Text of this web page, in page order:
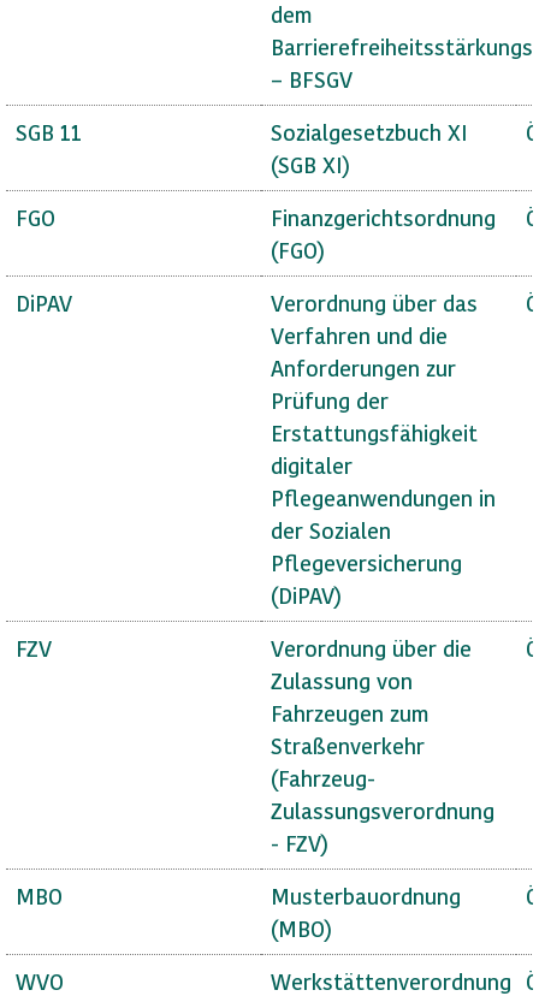
dem
– BFSGV
SGB 11
Sozialgesetzbuch XI
(SGB XI)
FGO
Finanzgerichtsordnung
(FGO)
DiPAV
Verordnung über das
Verfahren und die
Anforderungen zur
Prüfung der
Erstattungsfähigkeit
digitaler
Pflegeanwendungen in
der Sozialen
Pflegeversicherung
(DiPAV)
FZV
Verordnung über die
Zulassung von
Fahrzeugen zum
Straßenverkehr
(Fahrzeug-
Zulassungsverordnung
- FZV)
MBO
Musterbauordnung
(MBO)
WVO
Werkstättenverordnung